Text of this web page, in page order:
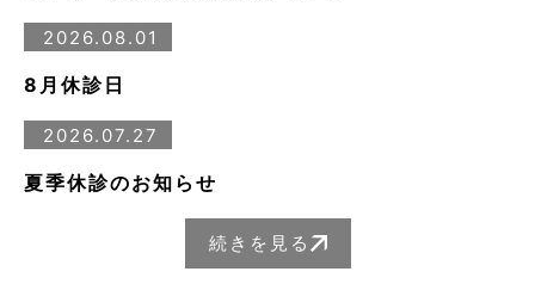
2026.08.01
8月休診日
2026.07.27
夏季休診のお知らせ
続きを見る